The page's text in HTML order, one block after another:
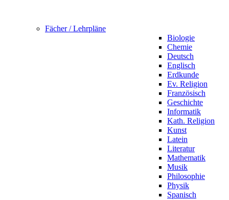
Fächer / Lehrpläne
Biologie
Chemie
Deutsch
Englisch
Erdkunde
Ev. Religion
Französisch
Geschichte
Informatik
Kath. Religion
Kunst
Latein
Literatur
Mathematik
Musik
Philosophie
Physik
Spanisch